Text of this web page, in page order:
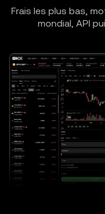
Frais les plus bas,
mondial, API